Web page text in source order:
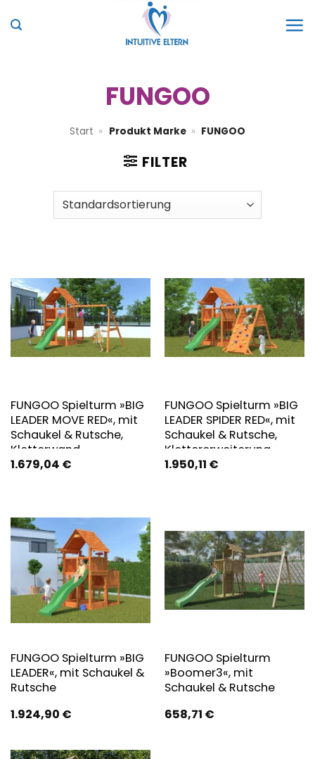
Inhalt
FUNGOO
Start » Produkt Marke » FUNGOO
FILTER
FUNGOO Spielturm »BIG
LEADER MOVE RED«, mit
Schaukel & Rutsche,
Kletterwand
1.679,04 €
FUNGOO Spielturm »BIG
LEADER SPIDER RED«, mit
Schaukel & Rutsche,
Klettererweiterung
1.950,11 €
FUNGOO Spielturm »BIG
LEADER«, mit Schaukel &
Rutsche
1.924,90 €
FUNGOO Spielturm
»Boomer3«, mit
Schaukel & Rutsche
658,71 €